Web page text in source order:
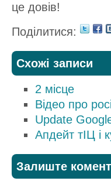
це довів!
Поділитися:
Схожі записи
2 місце
Відео про
Update
Апдейт тІЦ і
Залиште